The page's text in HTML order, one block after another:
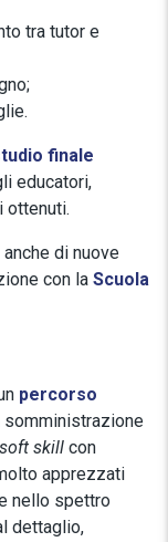
tra tutor e
finale
educatori,
ottenuti.
di nuove
con la Scuola
percorso
somministrazione
soft skill con
apprezzati
nello spettro
dettaglio,